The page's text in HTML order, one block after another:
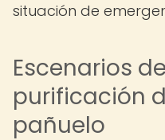
situación de
Escenarios
purificación
pañuelo